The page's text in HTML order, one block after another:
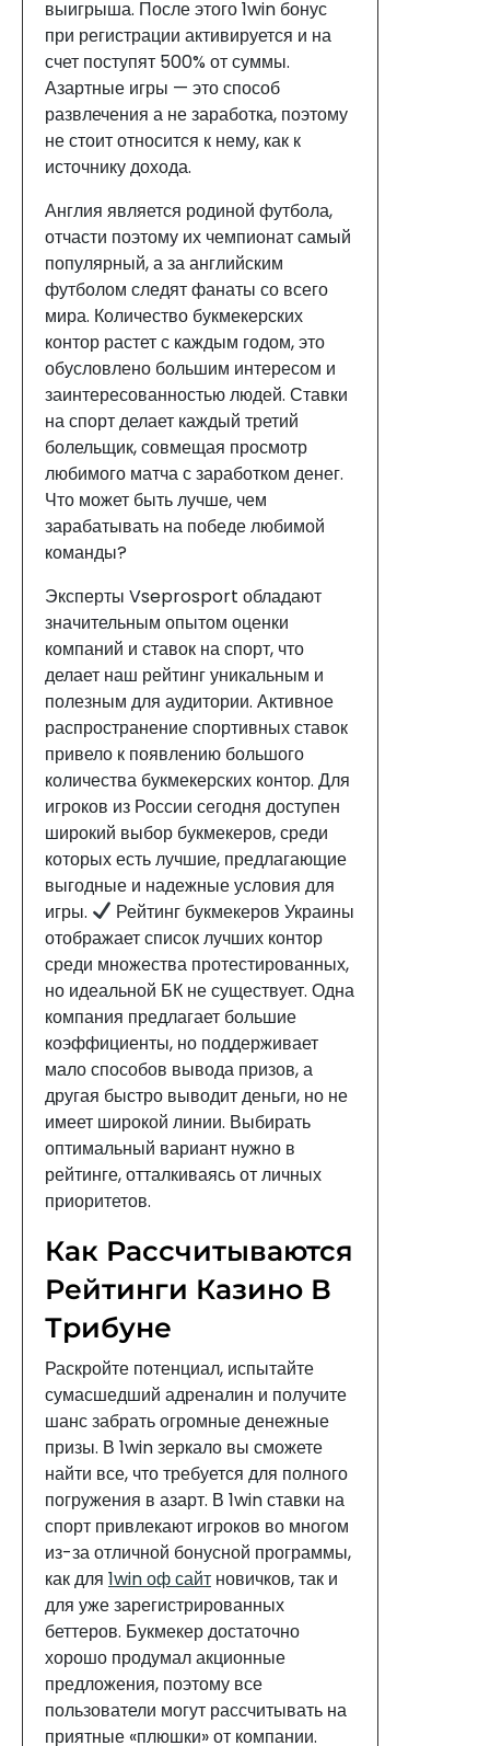
выигрыша. После этого 1win бонус
при регистрации активируется и на
счет поступят 500% от суммы.
Азартные игры — это способ
развлечения а не заработка, поэтому
не стоит относится к нему, как к
источнику дохода.
Англия является родиной футбола,
отчасти поэтому их чемпионат самый
популярный, а за английским
футболом следят фанаты со всего
мира. Количество букмекерских
контор растет с каждым годом, это
обусловлено большим интересом и
заинтересованностью людей. Ставки
на спорт делает каждый третий
болельщик, совмещая просмотр
любимого матча с заработком денег.
Что может быть лучше, чем
зарабатывать на победе любимой
команды?
Эксперты Vseprosport обладают
значительным опытом оценки
компаний и ставок на спорт, что
делает наш рейтинг уникальным и
полезным для аудитории. Активное
распространение спортивных ставок
привело к появлению большого
количества букмекерских контор. Для
игроков из России сегодня доступен
широкий выбор букмекеров, среди
которых есть лучшие, предлагающие
выгодные и надежные условия для
игры.
Рейтинг букмекеров Украины
отображает список лучших контор
среди множества протестированных,
но идеальной БК не существует. Одна
компания предлагает большие
коэффициенты, но поддерживает
мало способов вывода призов, а
другая быстро выводит деньги, но не
имеет широкой линии. Выбирать
оптимальный вариант нужно в
рейтинге, отталкиваясь от личных
приоритетов.
Как Рассчитываются
Рейтинги Казино В
Трибуне
Раскройте потенциал, испытайте
сумасшедший адреналин и получите
шанс забрать огромные денежные
призы. В 1win зеркало вы сможете
найти все, что требуется для полного
погружения в азарт. В 1win ставки на
спорт привлекают игроков во многом
из-за отличной бонусной программы,
как для 1win оф сайт новичков, так и
для уже зарегистрированных
беттеров. Букмекер достаточно
хорошо продумал акционные
предложения, поэтому все
пользователи могут рассчитывать на
приятные «плюшки» от компании.